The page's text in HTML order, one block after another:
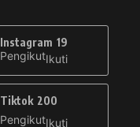
Instagram 19
PengikutIkuti
Tiktok 200
PengikutIkuti